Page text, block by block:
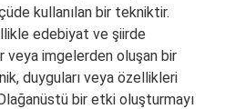
kullanılan bir tekniktir.
edebiyat ve şiirde
veya imgelerden oluşan bir
duyguları veya özellikleri
bir etki oluşturmayı